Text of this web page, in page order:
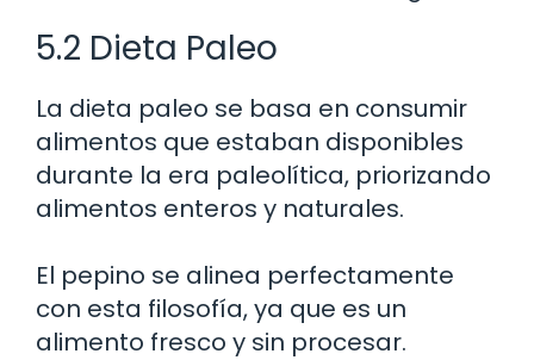
5.2 Dieta Paleo
La dieta paleo se basa en consumir
alimentos que estaban disponibles
durante la era paleolítica, priorizando
alimentos enteros y naturales.
El pepino se alinea perfectamente
con esta filosofía, ya que es un
alimento fresco y sin procesar.